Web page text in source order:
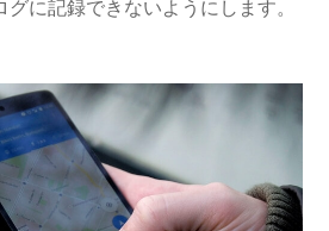
に記録できないようにします。